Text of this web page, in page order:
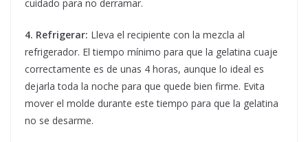
cuidado para no derramar.
4. Refrigerar: Lleva el recipiente con la mezcla al
refrigerador. El tiempo mínimo para que la gelatina cuaje
correctamente es de unas 4 horas, aunque lo ideal es
dejarla toda la noche para que quede bien firme. Evita
mover el molde durante este tiempo para que la gelatina
no se desarme.